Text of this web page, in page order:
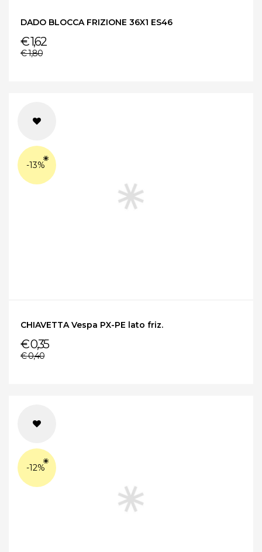
DADO BLOCCA FRIZIONE 36X1 ES46
€ 1,62
€ 1,80
-13%
CHIAVETTA Vespa PX-PE lato friz.
€ 0,35
€ 0,40
-12%